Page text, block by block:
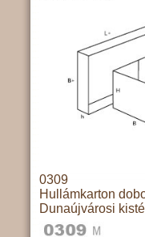
0309
Hullámkarton
Dunaújvárosi